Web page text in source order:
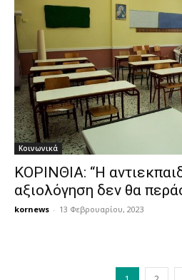
Κοινωνικά
ΚΟΡΙΝΘΙΑ: “Η
αξιολόγηση δεν θα
kornews - 13 Φεβρουαρίου, 2023